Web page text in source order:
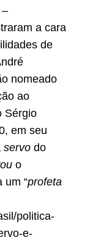
a cara
de
nomeado
ao
Sérgio
em seu
servo do
o
um “profeta
politica-
e-